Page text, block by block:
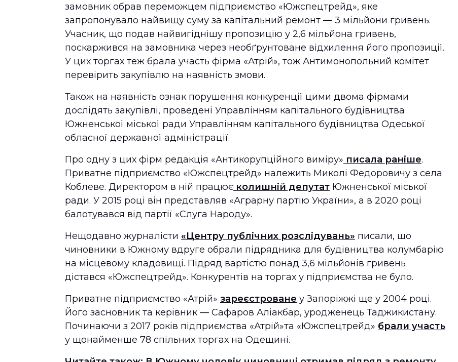
замовник обрав переможцем підприємство «Южспецтрейд», яке
запропонувало найвищу суму за капітальний ремонт — 3 мільйони гривень.
Учасник, що подав найвигіднішу пропозицію у 2,6 мільйона гривень,
поскаржився на замовника через необґрунтоване відхилення його пропозиції.
У цих торгах теж брала участь фірма «Атрій», тож Антимонопольний комітет
перевірить закупівлю на наявність змови.
Також на наявність ознак порушення конкуренції цими двома фірмами
дослідять закупівлі, проведені Управлінням капітального будівництва
Южненської міської ради Управлінням капітального будівництва Одеської
обласної державної адміністрації.
Про одну з цих фірм редакція «Антикорупційного виміру» писала раніше.
Приватне підприємство «Южспецтрейд» належить Миколі Федоровичу з села
Коблеве. Директором в ній працює колишній депутат Южненської міської
ради. У 2015 році він представляв «Аграрну партію України», а в 2020 році
балотувався від партії «Слуга Народу».
Нещодавно журналісти «Центру публічних розслідувань» писали, що
чиновники в Южному вдруге обрали підрядника для будівництва колумбарію
на місцевому кладовищі. Підряд вартістю понад 3,6 мільйонів гривень
дістався «Южспецтрейд». Конкурентів на торгах у підприємства не було.
Приватне підприємство «Атрій» зареєстроване у Запоріжжі ще у 2004 році.
Його засновник та керівник — Сафаров Аліакбар, уродженець Таджикистану.
Починаючи з 2017 років підприємства «Атрій»та «Южспецтрейд» брали участь
у щонайменше 78 спільних торгах на Одещині.